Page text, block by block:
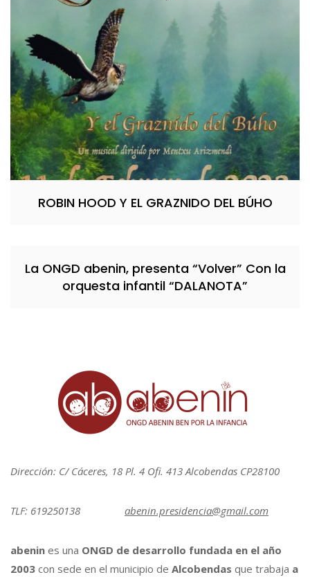
ROBIN HOOD Y EL GRAZNIDO DEL BÚHO
La ONGD abenin, presenta “Volver” Con la
orquesta infantil “DALANOTA”
Dirección: C/ Cáceres, 18 Pl. 4 Ofi. 413 Alcobendas CP28100
TLF: 619250138 abenin.presidencia@gmail.com
abenin es una ONGD de desarrollo fundada en el año
2003 con sede en el municipio de Alcobendas que trabaja a